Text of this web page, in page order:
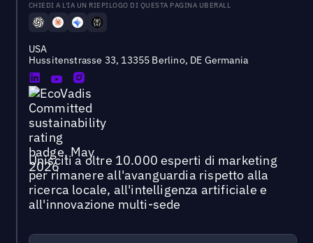
CHIEDI A L'IA UN RIEPILOGO DI QUESTA PAGINA UBERALL
USA
Hussitenstrasse 33, 13355 Berlino, DE Germania
Unisciti a oltre 10.000 esperti di marketing
per rimanere all'avanguardia rispetto alla
ricerca locale, all'intelligenza artificiale e
all'innovazione multi-sede